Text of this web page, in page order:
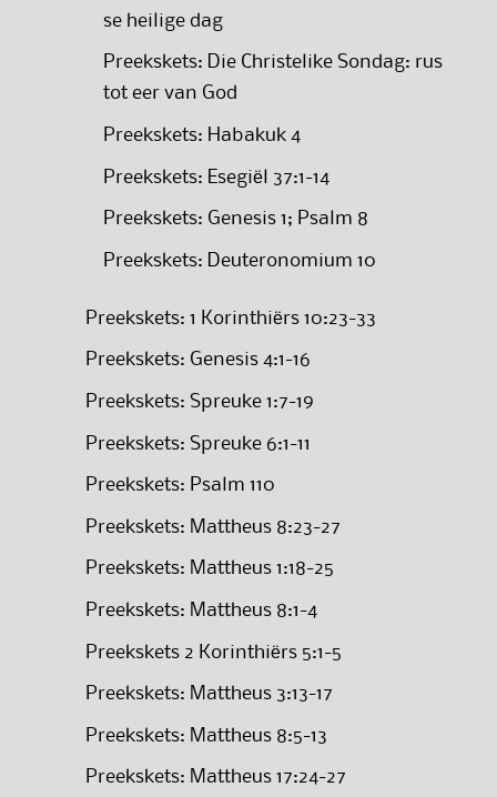
se heilige dag
Preekskets: Die Christelike Sondag: rus
tot eer van God
Preekskets: Habakuk 4
Preekskets: Esegiël 37:1-14
Preekskets: Genesis 1; Psalm 8
Preekskets: Deuteronomium 10
Preekskets: 1 Korinthiërs 10:23-33
Preekskets: Genesis 4:1-16
Preekskets: Spreuke 1:7-19
Preekskets: Spreuke 6:1-11
Preekskets: Psalm 110
Preekskets: Mattheus 8:23-27
Preekskets: Mattheus 1:18-25
Preekskets: Mattheus 8:1-4
Preekskets 2 Korinthiërs 5:1-5
Preekskets: Mattheus 3:13-17
Preekskets: Mattheus 8:5-13
Preekskets: Mattheus 17:24-27